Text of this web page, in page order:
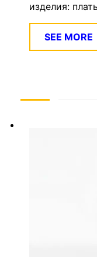
изделия:
SEE MORE